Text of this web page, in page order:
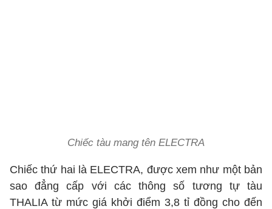
Chiếc tàu mang tên ELECTRA
Chiếc thứ hai là ELECTRA, được xem như một bản
sao đẳng cấp với các thông số tương tự tàu
THALIA từ mức giá khởi điểm 3,8 tỉ đồng cho đến